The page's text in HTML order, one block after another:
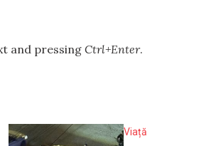
and pressing Ctrl+Enter.
Viață